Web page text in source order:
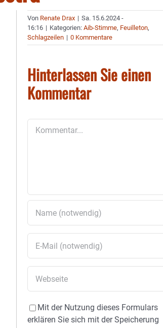
Von Renate Drax | Sa. 15.6.2024 -
16:16 | Kategorien:Aib-Stimme, Feuilleton,
Schlagzeilen | 0 Kommentare
Hinterlassen Sie einen
Kommentar
Mit der Nutzung dieses Formulars
erklären Sie sich mit der Speicherung